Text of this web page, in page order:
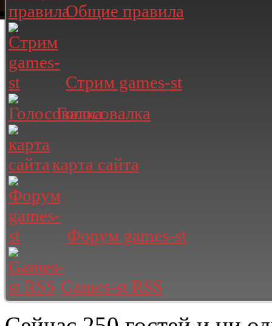
Общие правила
Стрим games-st
Голосовалка
карта сайта
Форум games-st
Games-st RSS